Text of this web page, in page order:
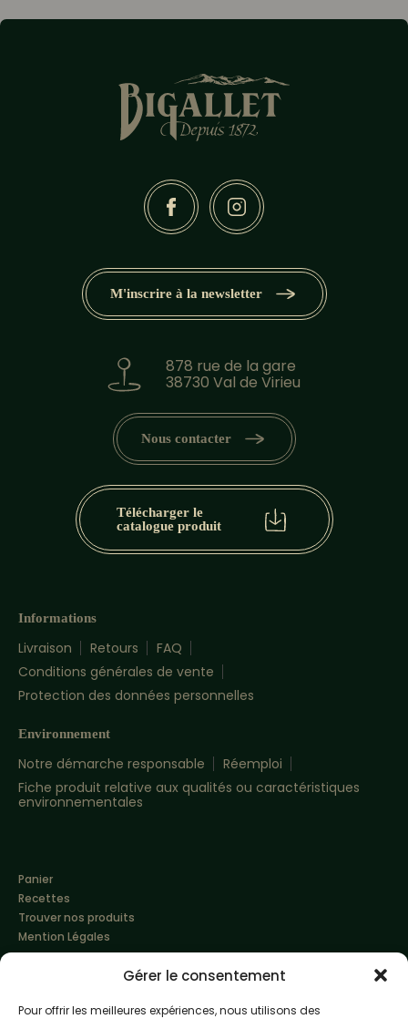
Gérer le consentement
Pour offrir les meilleures expériences, nous utilisons des
878 rue de la gare
38730 Val de Virieu
Nous contacter
Informations
Livraison Retours
FAQ
Conditions générales de vente
Protection des données personnelles
Environnement
Notre démarche responsable
Réemploi
Fiche produit relative aux qualités ou caractéristiques
environnementales
M'inscrire à la newsletter
Télécharger le
catalogue produit
Panier
Recettes
Trouver nos produits
Mention Légales